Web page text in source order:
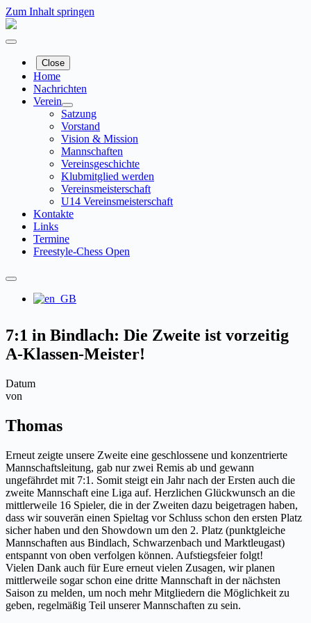
Zum Inhalt springen
Close
Home
Nachrichten
Verein
Satzung
Vorstand
Vision & Mission
Mannschaften
Vereinsgeschichte
Klubmitglied werden
Vereinsmeisterschaft
U14 Vereinsmeisterschaft
Kontakte
Links
Termine
Freestyle-Chess Open
7:1 in Bindlach: Die Zweite ist vorzeitig
A-Klassen-Meister!
Datum
von
Thomas
Erneut zeigte unsere Zweite eine geschlossene und konzentrierte
Mannschaftsleitung, gab nur zwei Remis ab und gewann
ungefährdet mit 7:1. Somit steigt ein Jahr nach der Ersten auch die
zweite Mannschaft eine Liga auf. Herzlichen Glückwunsch an die
mittlerweile 16 Spieler, die in der Zweiten dazu beigetragen haben,
dass wir souverän einen Spieltag vor Schluss schon den ersten Platz
sicher haben und den Showdown um den 2. Platz (punktgleiche
Mannschaften aus Bindlach, Schwarzenbach und Marktleugast)
entspannt von oben verfolgen können. Aufstiegsfeier folgt!
Vielen Dank auch für Eure erneut vielen Zusagen, wir planen
mittlerweile sogar schon eine dritte Mannschaft in der nächsten
Saison zu melden, um noch mehr Mitgliedern die Möglichkeit zu
geben, regelmäßig Teil unserer Mannschaften zu sein.